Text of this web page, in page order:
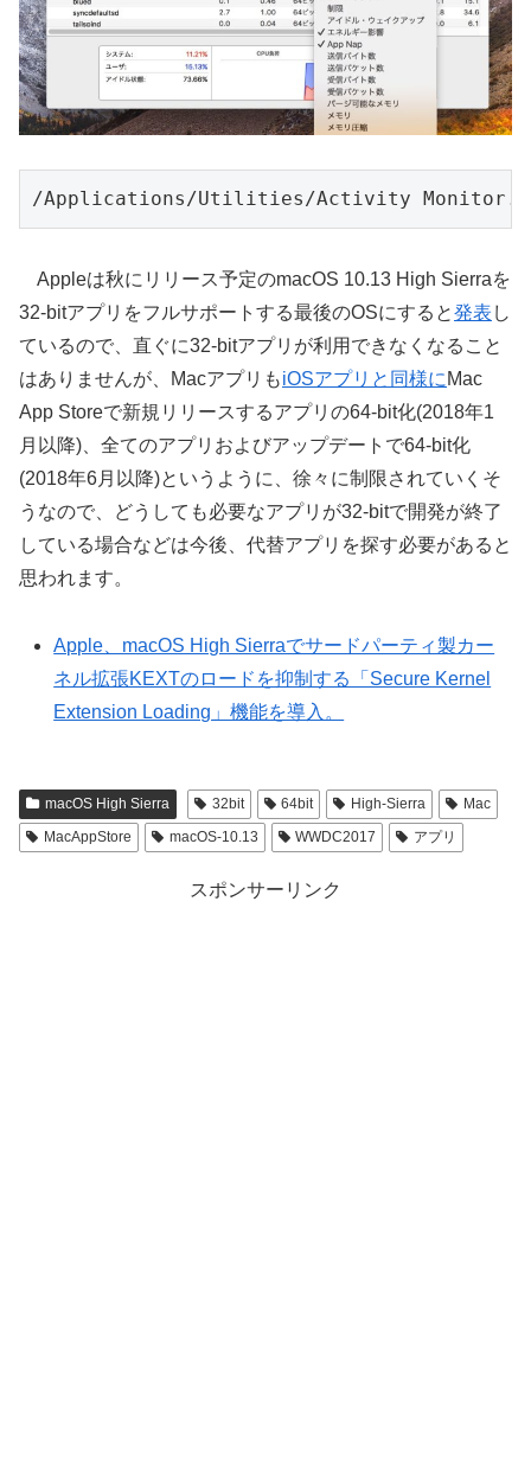
/Applications/Utilities/Activity
Appleは秋にリリース予定のmacOS 10.13 High Sierraを
32-bitアプリをフルサポートする最後のOSにすると発表 し
ているので、直ぐに32-bitアプリが利用できなくなること
はありませんが、MacアプリもiOSアプリと同様に Mac
App Storeで新規リリースするアプリの64-bit化(2018年1
月以降)、全てのアプリおよびアップデートで64-bit化
(2018年6月以降)というように、徐々に制限されていくそ
うなので、どうしても必要なアプリが32-bitで開発が終了
している場合などは今後、代替アプリを探す必要があると
思われます。
Apple、macOS High Sierraでサードパーティ製カー
ネル拡張KEXTのロードを抑制する「Secure Kernel
Extension Loading」機能を導入。
macOS High Sierra 32bit 64bit High-Sierra
Mac
MacAppStore
macOS-10.13 WWDC2017 アプリ
スポンサーリンク